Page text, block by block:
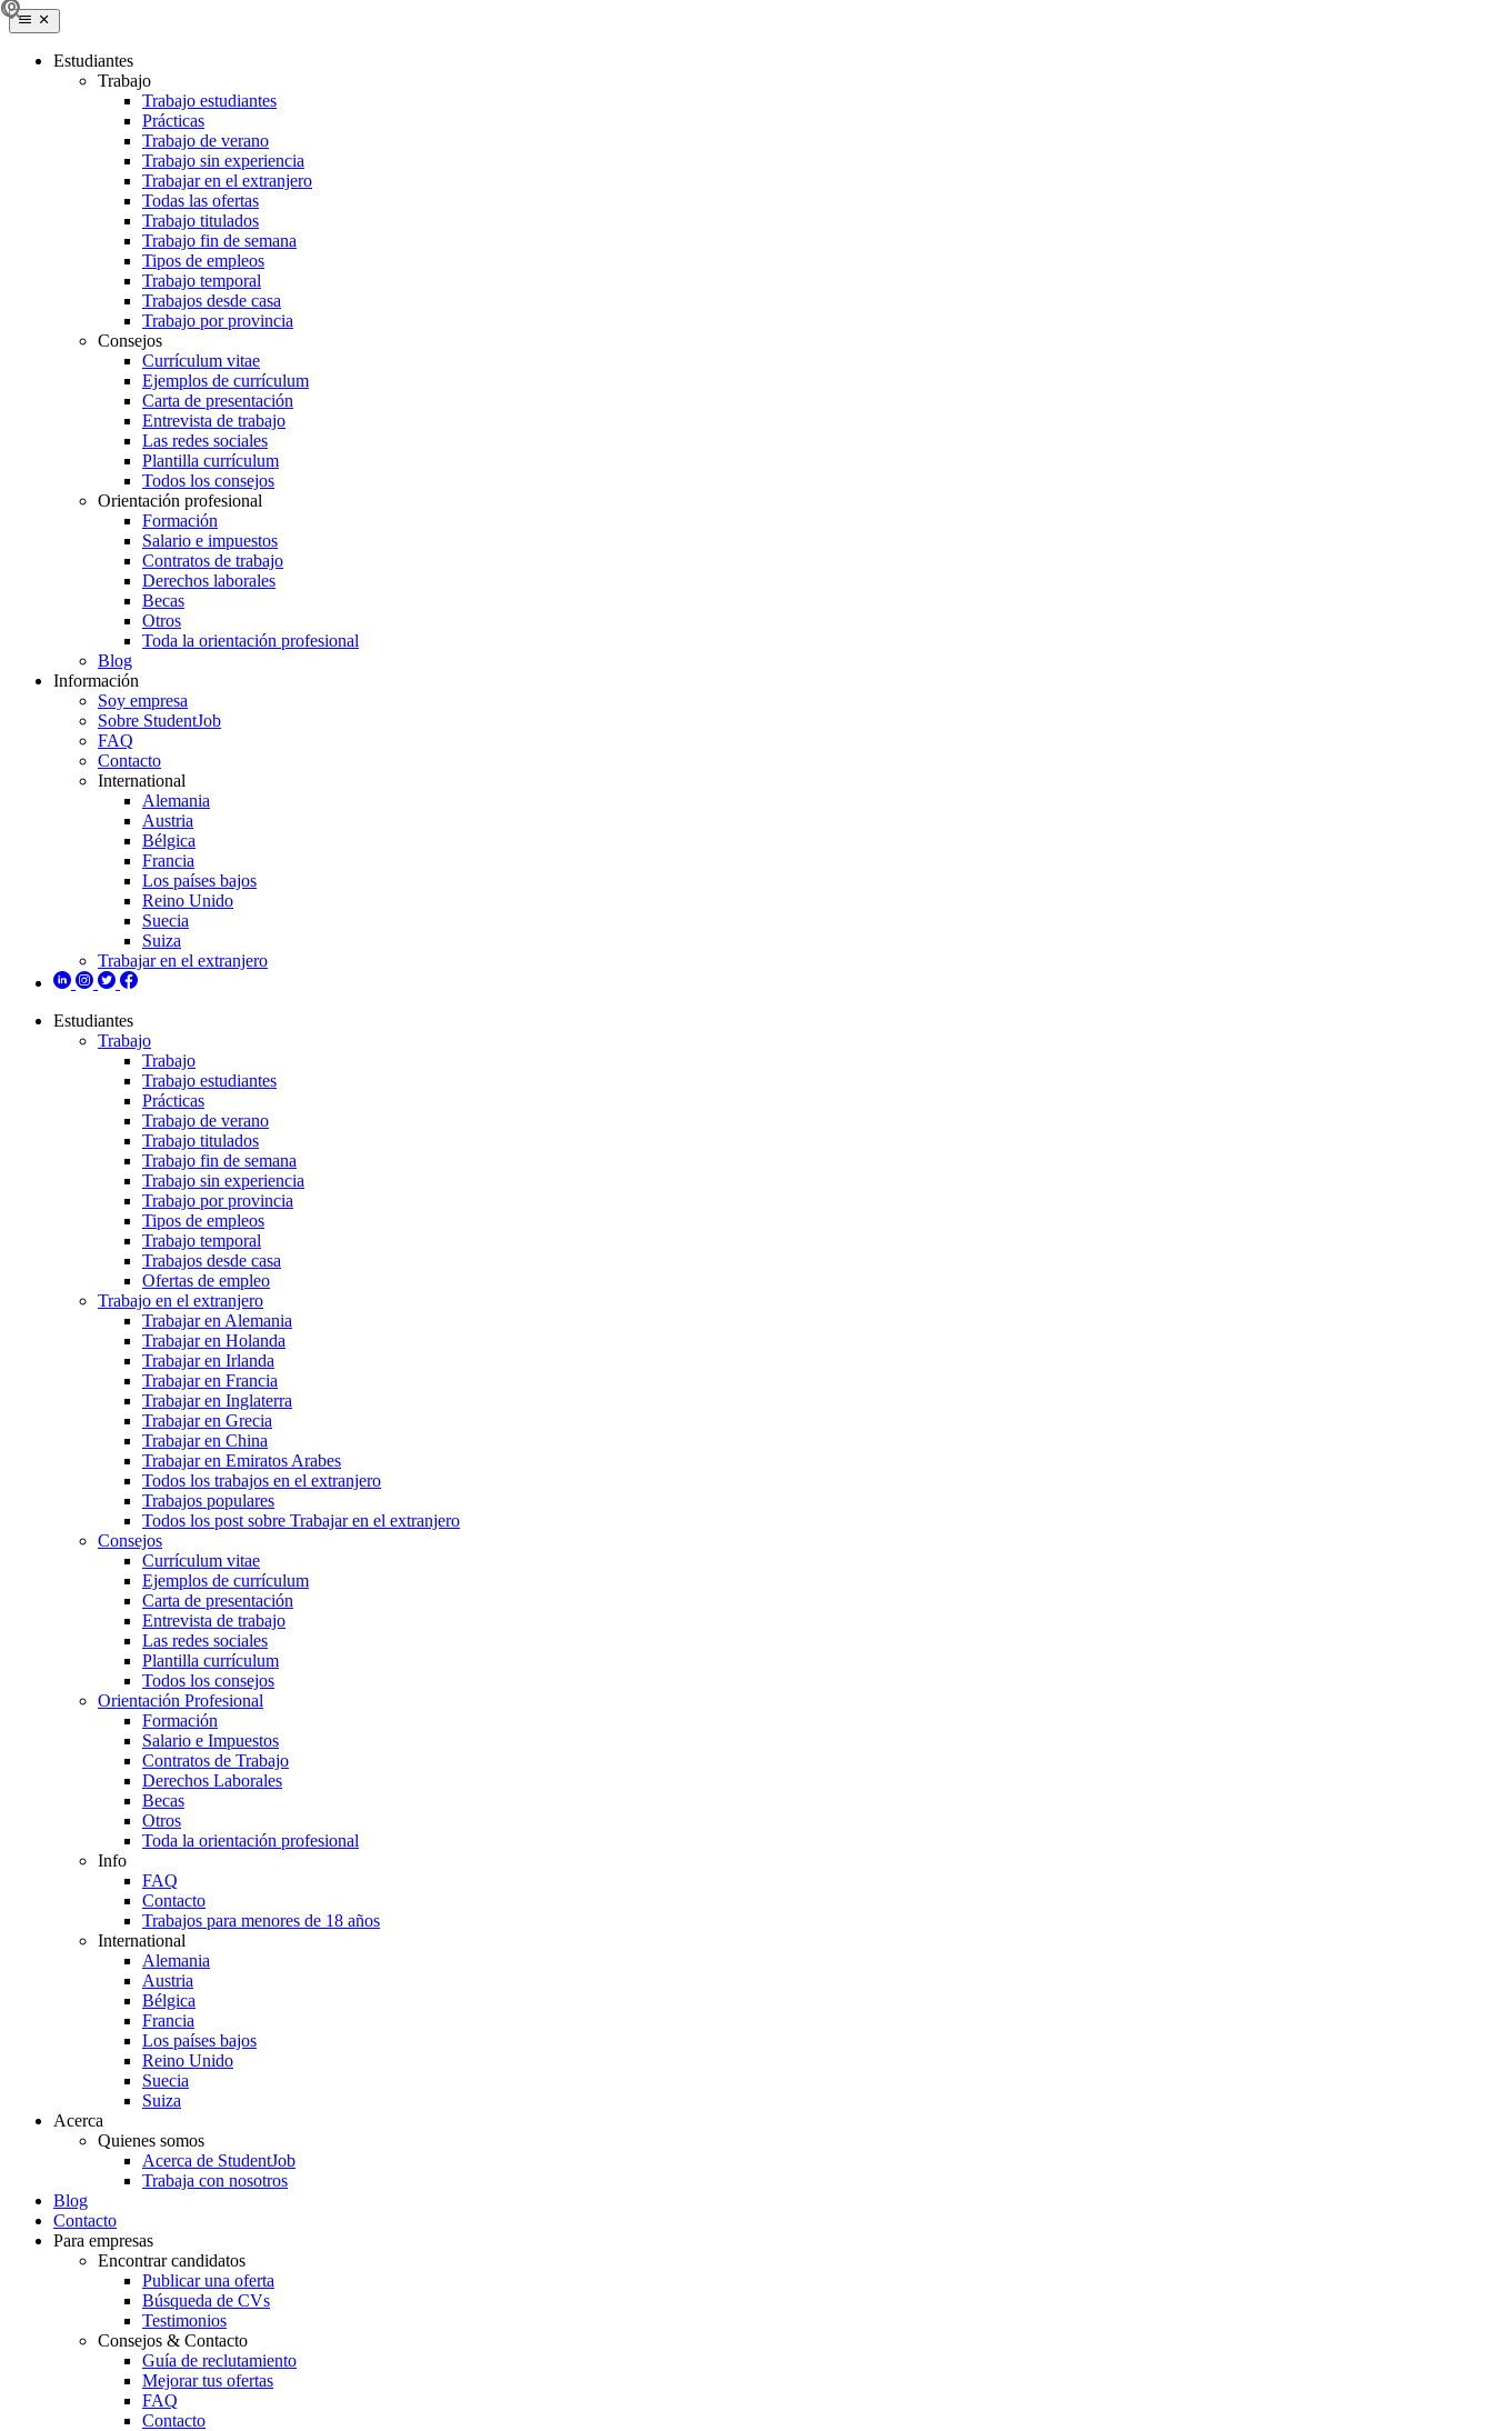
Estudiantes
Trabajo
Trabajo estudiantes
Prácticas
Trabajo de verano
Trabajo sin experiencia
Trabajar en el extranjero
Todas las ofertas
Trabajo titulados
Trabajo fin de semana
Tipos de empleos
Trabajo temporal
Trabajos desde casa
Trabajo por provincia
Consejos
Currículum vitae
Ejemplos de currículum
Carta de presentación
Entrevista de trabajo
Las redes sociales
Plantilla currículum
Todos los consejos
Orientación profesional
Formación
Salario e impuestos
Contratos de trabajo
Derechos laborales
Becas
Otros
Toda la orientación profesional
Blog
Información
Soy empresa
Sobre StudentJob
FAQ
Contacto
International
Alemania
Austria
Bélgica
Francia
Los países bajos
Reino Unido
Suecia
Suiza
Trabajar en el extranjero
Estudiantes
Trabajo
Trabajo
Trabajo estudiantes
Prácticas
Trabajo de verano
Trabajo titulados
Trabajo fin de semana
Trabajo sin experiencia
Trabajo por provincia
Tipos de empleos
Trabajo temporal
Trabajos desde casa
Ofertas de empleo
Trabajo en el extranjero
Trabajar en Alemania
Trabajar en Holanda
Trabajar en Irlanda
Trabajar en Francia
Trabajar en Inglaterra
Trabajar en Grecia
Trabajar en China
Trabajar en Emiratos Arabes
Todos los trabajos en el extranjero
Trabajos populares
Todos los post sobre Trabajar en el extranjero
Consejos
Currículum vitae
Ejemplos de currículum
Carta de presentación
Entrevista de trabajo
Las redes sociales
Plantilla currículum
Todos los consejos
Orientación Profesional
Formación
Salario e Impuestos
Contratos de Trabajo
Derechos Laborales
Becas
Otros
Toda la orientación profesional
Info
FAQ
Contacto
Trabajos para menores de 18 años
International
Alemania
Austria
Bélgica
Francia
Los países bajos
Reino Unido
Suecia
Suiza
Acerca
Quienes somos
Acerca de StudentJob
Trabaja con nosotros
Blog
Contacto
Para empresas
Encontrar candidatos
Publicar una oferta
Búsqueda de CVs
Testimonios
Consejos & Contacto
Guía de reclutamiento
Mejorar tus ofertas
FAQ
Contacto